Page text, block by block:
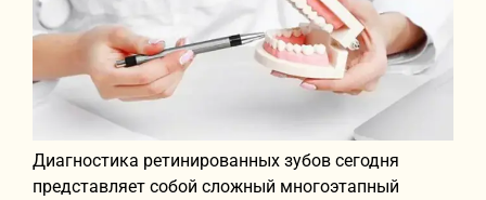
Диагностика ретинированных зубов сегодня
представляет собой сложный многоэтапный